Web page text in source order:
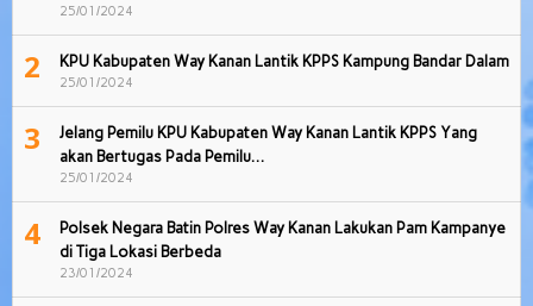
25/01/2024
2 KPU Kabupaten Way Kanan Lantik KPPS Kampung Bandar Dalam
25/01/2024
3
Jelang Pemilu KPU Kabupaten Way Kanan Lantik KPPS Yang
akan Bertugas Pada Pemilu…
25/01/2024
4
Polsek Negara Batin Polres Way Kanan Lakukan Pam Kampanye
di Tiga Lokasi Berbeda
23/01/2024